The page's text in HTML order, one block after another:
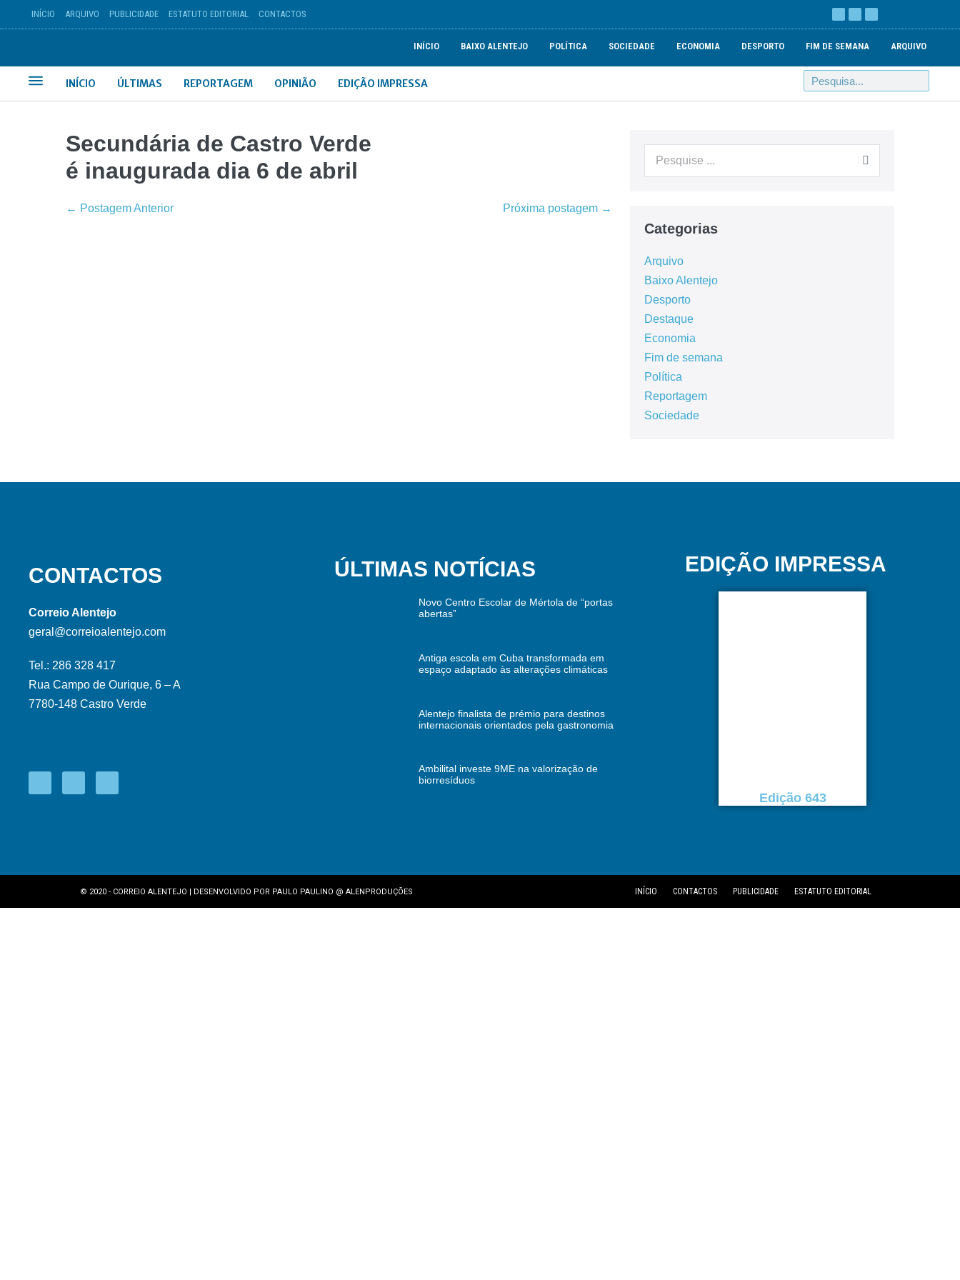
INÍCIO ARQUIVO PUBLICIDADE ESTATUTO EDITORIAL CONTACTOS
INÍCIO BAIXO ALENTEJO POLÍTICA SOCIEDADE ECONOMIA DESPORTO FIM DE SEMANA ARQUIVO
INÍCIO ÚLTIMAS REPORTAGEM OPINIÃO EDIÇÃO IMPRESSA
Secundária de Castro Verde
é inaugurada dia 6 de abril
← Postagem Anterior Próxima postagem →
Categorias
Arquivo
Baixo Alentejo
Desporto
Destaque
Economia
Fim de semana
Política
Reportagem
Sociedade
CONTACTOS
Correio Alentejo
geral@correioalentejo.com
Tel.: 286 328 417
Rua Campo de Ourique, 6 – A
7780-148 Castro Verde
ÚLTIMAS NOTÍCIAS
Novo Centro Escolar de Mértola de “portas
abertas”
Antiga escola em Cuba transformada em
espaço adaptado às alterações climáticas
Alentejo finalista de prémio para destinos
internacionais orientados pela gastronomia
Ambilital investe 9ME na valorização de
biorresíduos
EDIÇÃO IMPRESSA
Edição 643
© 2020 - CORREIO ALENTEJO | DESENVOLVIDO POR PAULO PAULINO @ ALENPRODUÇÕES INÍCIO CONTACTOS PUBLICIDADE ESTATUTO EDITORIAL